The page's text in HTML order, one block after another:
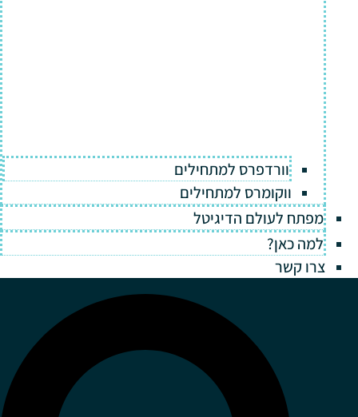
וורדפרס למתחילים
ווקומרס למתחילים
מפתח לעולם הדיגיטל
למה כאן?
צרו קשר